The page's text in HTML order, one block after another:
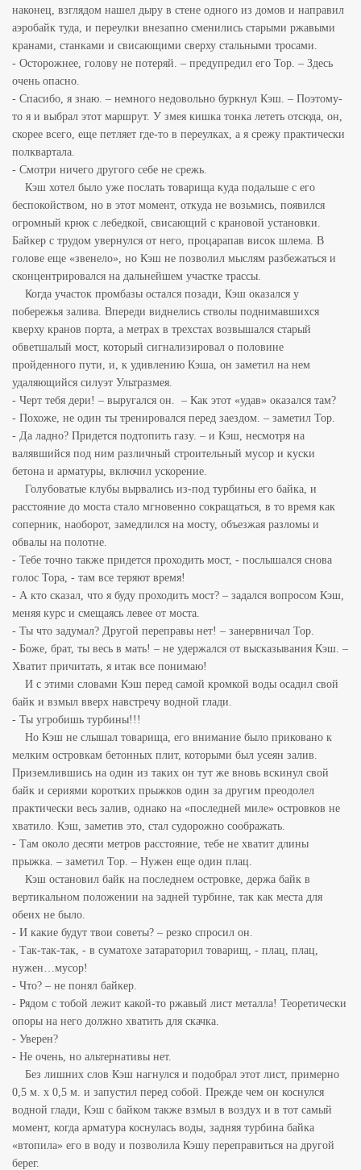
наконец, взглядом нашел дыру в стене одного из домов и направил
аэробайк туда, и переулки внезапно сменились старыми ржавыми
кранами, станками и свисающими сверху стальными тросами.
- Осторожнее, голову не потеряй. – предупредил его Тор. – Здесь
очень опасно.
- Спасибо, я знаю. – немного недовольно буркнул Кэш. – Поэтому-
то я и выбрал этот маршрут. У змея кишка тонка лететь отсюда, он,
скорее всего, еще петляет где-то в переулках, а я срежу практически
полквартала.
- Смотри ничего другого себе не срежь.
Кэш хотел было уже послать товарища куда подальше с его
беспокойством, но в этот момент, откуда не возьмись, появился
огромный крюк с лебедкой, свисающий с крановой установки.
Байкер с трудом увернулся от него, процарапав висок шлема. В
голове еще «звенело», но Кэш не позволил мыслям разбежаться и
сконцентрировался на дальнейшем участке трассы.
Когда участок промбазы остался позади, Кэш оказался у
побережья залива. Впереди виднелись стволы поднимавшихся
кверху кранов порта, а метрах в трехстах возвышался старый
обветшалый мост, который сигнализировал о половине
пройденного пути, и, к удивлению Кэша, он заметил на нем
удаляющийся силуэт Ультразмея.
- Черт тебя дери! – выругался он. – Как этот «удав» оказался там?
- Похоже, не один ты тренировался перед заездом. – заметил Тор.
- Да ладно? Придется подтопить газу. – и Кэш, несмотря на
валявшийся под ним различный строительный мусор и куски
бетона и арматуры, включил ускорение.
Голубоватые клубы вырвались из-под турбины его байка, и
расстояние до моста стало мгновенно сокращаться, в то время как
соперник, наоборот, замедлился на мосту, объезжая разломы и
обвалы на полотне.
- Тебе точно также придется проходить мост, - послышался снова
голос Тора, - там все теряют время!
- А кто сказал, что я буду проходить мост? – задался вопросом Кэш,
меняя курс и смещаясь левее от моста.
- Ты что задумал? Другой переправы нет! – занервничал Тор.
- Боже, брат, ты весь в мать! – не удержался от высказывания Кэш. –
Хватит причитать, я итак все понимаю!
И с этими словами Кэш перед самой кромкой воды осадил свой
байк и взмыл вверх навстречу водной глади.
- Ты угробишь турбины!!!
Но Кэш не слышал товарища, его внимание было приковано к
мелким островкам бетонных плит, которыми был усеян залив.
Приземлившись на один из таких он тут же вновь вскинул свой
байк и сериями коротких прыжков один за другим преодолел
практически весь залив, однако на «последней миле» островков не
хватило. Кэш, заметив это, стал судорожно соображать.
- Там около десяти метров расстояние, тебе не хватит длины
прыжка. – заметил Тор. – Нужен еще один плац.
Кэш остановил байк на последнем островке, держа байк в
вертикальном положении на задней турбине, так как места для
обеих не было.
- И какие будут твои советы? – резко спросил он.
- Так-так-так, - в суматохе затараторил товарищ, - плац, плац,
нужен…мусор!
- Что? – не понял байкер.
- Рядом с тобой лежит какой-то ржавый лист металла! Теоретически
опоры на него должно хватить для скачка.
- Уверен?
- Не очень, но альтернативы нет.
Без лишних слов Кэш нагнулся и подобрал этот лист, примерно
0,5 м. х 0,5 м. и запустил перед собой. Прежде чем он коснулся
водной глади, Кэш с байком также взмыл в воздух и в тот самый
момент, когда арматура коснулась воды, задняя турбина байка
«втопила» его в воду и позволила Кэшу переправиться на другой
берег.